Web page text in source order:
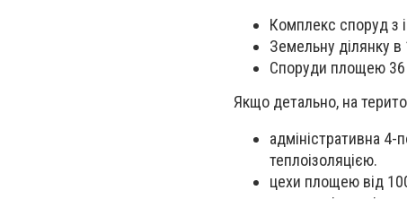
Комплекс споруд з
Земельну ділянку в
Споруди площею 36
Якщо детально, на
адміністративна
теплоізоляцією.
цехи площею від